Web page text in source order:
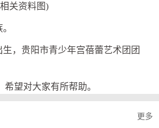
关资料图)
生，贵阳市青少年宫蓓蕾艺术团团
望对大家有所帮助。
更多